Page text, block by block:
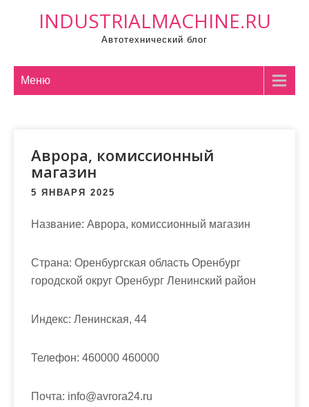
INDUSTRIALMACHINE.RU
Автотехнический блог
Меню
Аврора, комиссионный
магазин
5 ЯНВАРЯ 2025
Название: Аврора, комиссионный магазин
Страна: Оренбургская область Оренбург
городской округ Оренбург Ленинский район
Индекс: Ленинская, 44
Телефон: 460000 460000
Почта: info@avrora24.ru